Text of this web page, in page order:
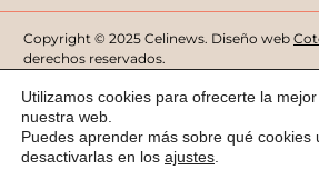
Copyright © 2025 Celinews. Diseño web
derechos reservados.
Utilizamos cookies para ofrecerte la
nuestra web.
Puedes aprender más sobre qué cookies
desactivarlas en los ajustes